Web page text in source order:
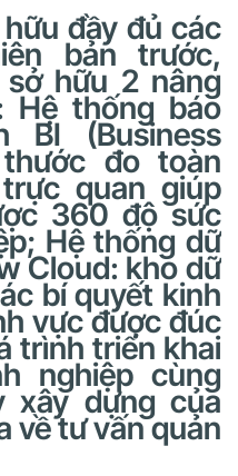
đầy đủ các
bản trước,
sở hữu 2 nâng
Hệ thống báo
BI (Business
đo toàn
quan giúp
360 độ sức
Hệ thống dữ
Cloud: kho dữ
bí quyết kinh
vực được đúc
trình triển khai
nghiệp cùng
xây dựng của
về tư vấn quản